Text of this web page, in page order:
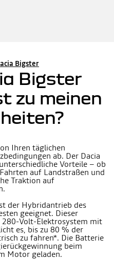
Bigster
Bigster
zu meinen
Ihren täglichen
ab. Der Dacia
Vorteile – ob
auf Landstraßen und
Traktion auf
der Hybridantrieb des
geeignet. Dieser
Volt-Elektrosystem mit
es, bis zu 80 % der
zu fahren*. Die Batterie
beim
Motor geladen.